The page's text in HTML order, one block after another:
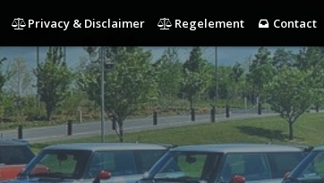
Privacy & Disclaimer Regelement Contact